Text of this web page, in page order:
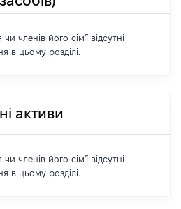
членів його сім'ї відсутні
в цьому розділі.
активи
членів його сім'ї відсутні
в цьому розділі.